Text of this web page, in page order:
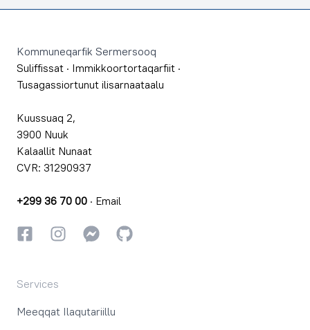
Kommuneqarfik Sermersooq
Suliffissat · Immikkoortortaqarfiit ·
Tusagassiortunut ilisarnaataalu
Kuussuaq 2,
3900 Nuuk
Kalaallit Nunaat
CVR: 31290937
+299 36 70 00 · Email
FacebookkiInstagrammiInstagrammi
GitHub
Services
Meeqqat Ilaqutariillu